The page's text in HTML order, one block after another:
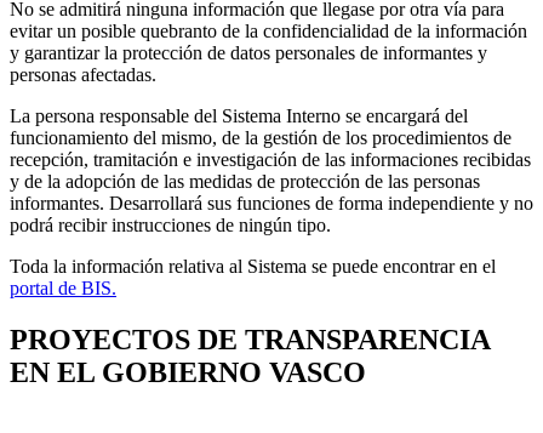
No se admitirá ninguna información que llegase por otra vía para
evitar un posible quebranto de la confidencialidad de la información
y garantizar la protección de datos personales de informantes y
personas afectadas.
La persona responsable del Sistema Interno se encargará del
funcionamiento del mismo, de la gestión de los procedimientos de
recepción, tramitación e investigación de las informaciones recibidas
y de la adopción de las medidas de protección de las personas
informantes. Desarrollará sus funciones de forma independiente y no
podrá recibir instrucciones de ningún tipo.
Toda la información relativa al Sistema se puede encontrar en el
portal de BIS.
PROYECTOS DE TRANSPARENCIA
EN EL GOBIERNO VASCO